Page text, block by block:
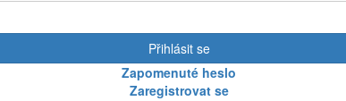
Přihlásit se
Zapomenuté heslo
Zaregistrovat se